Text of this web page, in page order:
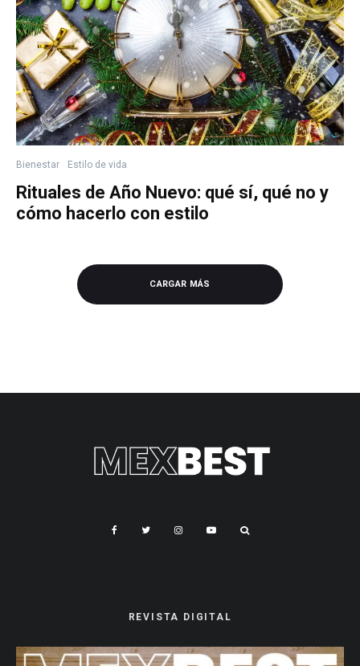
Bienestar Estilo de vida
Rituales de Año Nuevo: qué sí, qué no y
cómo hacerlo con estilo
CARGAR MÁS
REVISTA DIGITAL